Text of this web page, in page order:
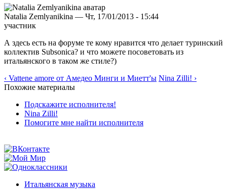
Natalia Zemlyanikina — Чт, 17/01/2013 - 15:44
участник
А здесь есть на форуме те кому нравится что делает туринский
коллектив Subsonica? и что можете посоветовать из
итальянского в таком же стиле?)
‹ Vattene amore от Амедео Минги и Миетт'ы Nina Zilli! ›
Похожие материалы
Подскажите исполнителя!
Nina Zilli!
Помогите мне найти исполнителя
Итальянская музыка